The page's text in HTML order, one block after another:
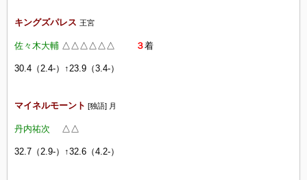
キングズパレス 王宮
佐々木大輔 △△ △△ △△ ３着
30.4（2.4-）↑23.9（3.4-）
マイネルモーント [独語] 月
丹内祐次 △△
32.7（2.9-）↑32.6（4.2-）